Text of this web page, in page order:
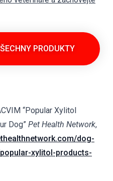
PRODUKTY
“Popular Xylitol
Dog” Pet Health Network,
dog-
xylitol-products-